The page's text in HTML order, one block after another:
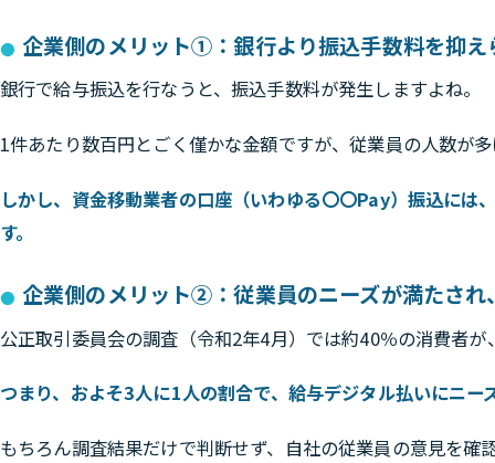
企業側のメリット①：銀行より振込手数料を抑
銀行で給与振込を行なうと、振込手数料が発生しますよね。
1件あたり数百円とごく僅かな金額ですが、従業員の人数が
しかし、資金移動業者の口座（いわゆる〇〇Pay）振込に
す。
企業側のメリット②：従業員のニーズが満たさ
公正取引委員会の調査（令和2年4月）では約40％の消費者
つまり、およそ3人に1人の割合で、給与デジタル払いにニー
もちろん調査結果だけで判断せず、自社の従業員の意見を確